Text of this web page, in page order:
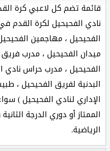
قائمة تضم كل لاعبي كرة
نادي الفحيحيل لكرة القدم
الفحيحيل ، مهاجمين
ميدان الفحيحيل ، مدرب
الفحيحيل ، مدرب حراس نادي
البدنية لفريق الفحيحيل ،
الإداري لنادي الفحيحيل )
الممتاز أو دوري الدرجة
الرياضية.